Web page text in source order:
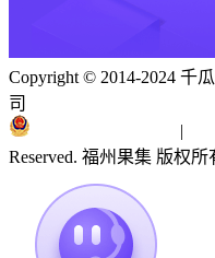
Copyright © 2014-2024 千
司
|
Reserved. 福州果集 版权所